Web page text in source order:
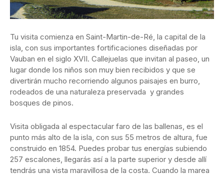
Tu visita comienza en Saint-Martin-de-Ré, la capital de la
isla, con sus importantes fortificaciones diseñadas por
Vauban en el siglo XVII. Callejuelas que invitan al paseo, un
lugar donde los niños son muy bien recibidos y que se
divertirán mucho recorriendo algunos paisajes en burro,
rodeados de una naturaleza preservada y grandes
bosques de pinos.
Visita obligada al espectacular faro de las ballenas, es el
punto más alto de la isla, con sus 55 metros de altura, fue
construido en 1854. Puedes probar tus energías subiendo
257 escalones, llegarás así a la parte superior y desde allí
tendrás una vista maravillosa de la costa. Cuando la marea